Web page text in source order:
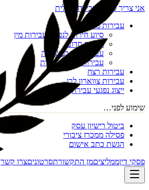
אני צריך סיוע בעבירה פלילית
עבירות מין
סיוע חירום לנפגעי עבירות מין
מעשה סדום
עבירות מין במשפחה
עבירות מין דיגיטליות
עבירות רצח
עבירות צווארון לבן
ייצוג נפגעי עבירה
שימוע לפני…
ביטול רישיון עסק
פסילה ממכרז ציבורי
הגשת כתב אישום
פסקי דיןממליציםמן התקשורתסרטוניםצרו קשר